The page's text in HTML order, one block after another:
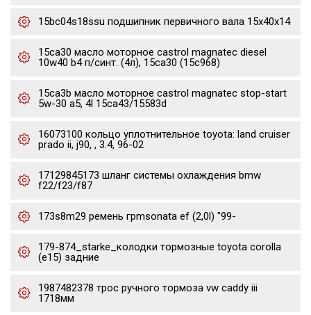
15bc04s18ssu подшипник первичного вала 15x40x14
15ca30 масло моторное castrol magnatec diesel
10w40 b4 п/синт. (4л), 15ca30 (15c968)
15ca3b масло моторное castrol magnatec stop-start
5w-30 a5, 4l 15ca43/15583d
16073100 кольцо уплотнительное toyota: land cruiser
prado ii, j90, , 3.4, 96-02
17129845173 шланг системы охлаждения bmw
f22/f23/f87
173s8m29 ремень грmsonata ef (2,0l) "99-
179-874_starke_колодки тормозные toyota corolla
(e15) задние
1987482378 трос ручного тормоза vw caddy iii
1718мм